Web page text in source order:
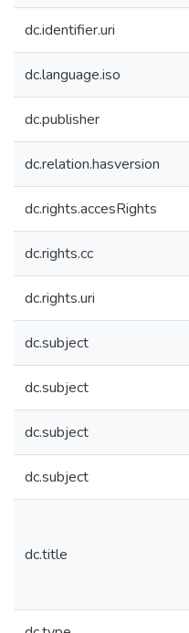
dc.identifier.uri
dc.language.iso
dc.publisher
dc.relation.hasversion
dc.rights.accesRights
dc.rights.cc
dc.rights.uri
dc.subject
dc.subject
dc.subject
dc.subject
dc.title